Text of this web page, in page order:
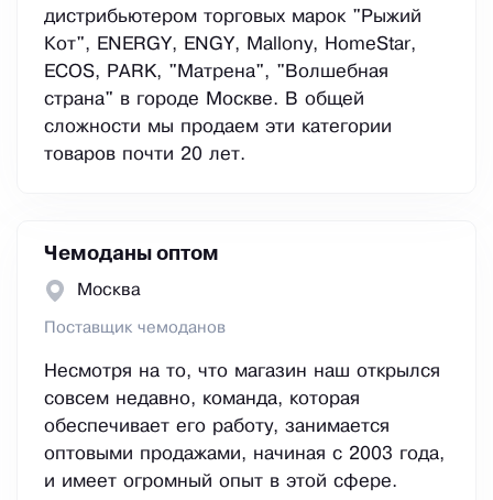
дистрибьютером торговых марок "Рыжий
Кот", ENERGY, ENGY, Mallony, HomeStar,
ECOS, PARK, "Матрена", "Волшебная
страна" в городе Москве. В общей
сложности мы продаем эти категории
товаров почти 20 лет.
Чемоданы оптом
Москва
Поставщик чемоданов
Несмотря на то, что магазин наш открылся
совсем недавно, команда, которая
обеспечивает его работу, занимается
оптовыми продажами, начиная с 2003 года,
и имеет огромный опыт в этой сфере.